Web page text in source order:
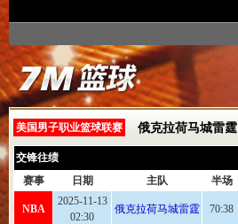
美国男子职业篮球联赛 俄克拉荷马城雷霆
交锋往绩
赛事
日期 主队 半场
NBA
2025-11-13
02:30
俄克拉荷马城雷霆 70:38